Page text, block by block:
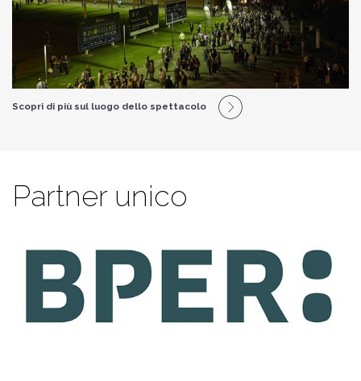
Scopri di più sul luogo dello spettacolo
Partner unico